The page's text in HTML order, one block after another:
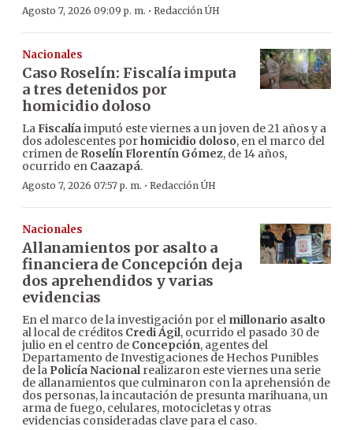
Agosto 7, 2026 09:09 p. m. · Redacción ÚH
Nacionales
Caso Roselín: Fiscalía imputa
a tres detenidos por
homicidio doloso
LaFiscalíaimputó este viernes a un joven de 21 años y a
dos adolescentes porhomicidio doloso, en el marco del
crimen de Roselín Florentín Gómez, de 14 años,
ocurrido en Caazapá.
Agosto 7, 2026 07:57 p. m. · Redacción ÚH
Nacionales
Allanamientos por asalto a
financiera de Concepción deja
dos aprehendidos y varias
evidencias
En el marco de la investigación por el millonario asalto
al local de créditos Credi Ágil, ocurrido el pasado 30 de
julio en el centro de Concepción, agentes del
Departamento de Investigaciones de Hechos Punibles
de la Policía Nacionalrealizaron este viernes una serie
de allanamientos que culminaron con la aprehensión de
dos personas, la incautación de presunta marihuana, un
arma de fuego, celulares, motocicletas y otras
evidencias consideradas clave para el caso.